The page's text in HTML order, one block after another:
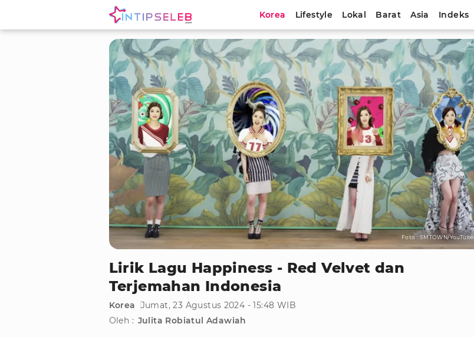
Korea Lifestyle Lokal Barat Asia Indeks
Foto : SMTOWN/YouTube
Lirik Lagu Happiness - Red Velvet dan
Terjemahan Indonesia
Korea
Jumat, 23 Agustus 2024 - 15:48 WIB
Oleh : Julita Robiatul Adawiah